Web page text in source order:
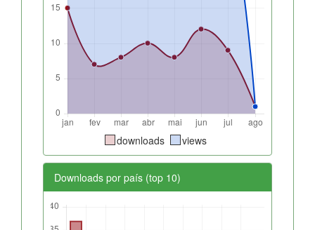
downloads views
Downloads por país (top 10)